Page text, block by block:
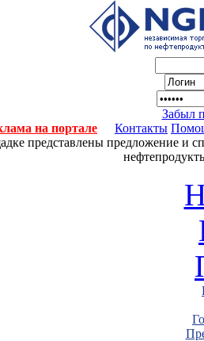
Забыл
на портале
Контакты
представлены предложение и